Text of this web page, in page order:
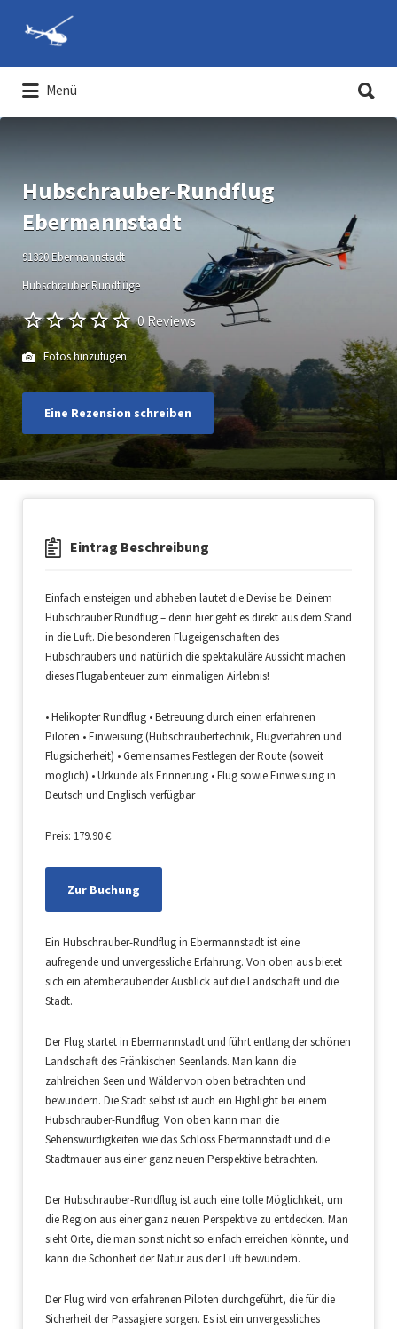
Hubschrauber-Rundflüge und
Hubschrauber selber fliegen
Suchen
nach:
Menü
nach:
Hubschrauber-Rundflug
Ebermannstadt
91320 Ebermannstadt
Hubschrauber Rundflüge
0 Reviews
Fotos hinzufügen
Eine Rezension schreiben
Eintrag Beschreibung
Einfach einsteigen und abheben lautet die Devise bei Deinem
Hubschrauber Rundflug – denn hier geht es direkt aus dem Stand
in die Luft. Die besonderen Flugeigenschaften des
Hubschraubers und natürlich die spektakuläre Aussicht machen
dieses Flugabenteuer zum einmaligen Airlebnis!
• Helikopter Rundflug • Betreuung durch einen erfahrenen
Piloten • Einweisung (Hubschraubertechnik, Flugverfahren und
Flugsicherheit) • Gemeinsames Festlegen der Route (soweit
möglich) • Urkunde als Erinnerung • Flug sowie Einweisung in
Deutsch und Englisch verfügbar
Preis: 179.90 €
Zur Buchung
Ein Hubschrauber-Rundflug in Ebermannstadt ist eine
aufregende und unvergessliche Erfahrung. Von oben aus bietet
sich ein atemberaubender Ausblick auf die Landschaft und die
Stadt.
Der Flug startet in Ebermannstadt und führt entlang der schönen
Landschaft des Fränkischen Seenlands. Man kann die
zahlreichen Seen und Wälder von oben betrachten und
bewundern. Die Stadt selbst ist auch ein Highlight bei einem
Hubschrauber-Rundflug. Von oben kann man die
Sehenswürdigkeiten wie das Schloss Ebermannstadt und die
Stadtmauer aus einer ganz neuen Perspektive betrachten.
Der Hubschrauber-Rundflug ist auch eine tolle Möglichkeit, um
die Region aus einer ganz neuen Perspektive zu entdecken. Man
sieht Orte, die man sonst nicht so einfach erreichen könnte, und
kann die Schönheit der Natur aus der Luft bewundern.
Der Flug wird von erfahrenen Piloten durchgeführt, die für die
Sicherheit der Passagiere sorgen. Es ist ein unvergessliches